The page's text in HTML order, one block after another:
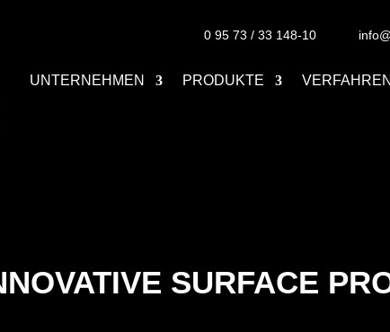
0 95 73 / 33 148-10
UNTERNEHMEN PRODUKTE VERFAHREN
SURFACE